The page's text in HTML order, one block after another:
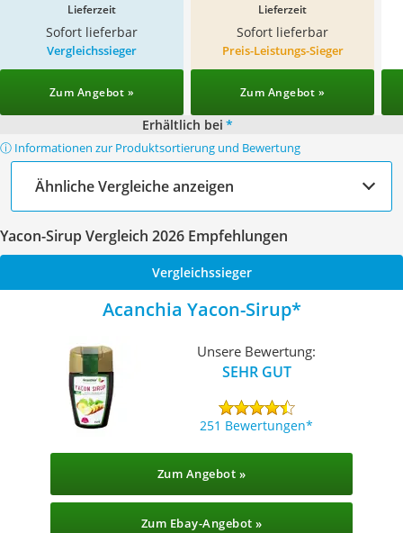
Lieferzeit
Sofort lieferbar
Lieferzeit
Sofort lieferbar
Vergleichssieger
Zum Angebot »
Preis-Leistungs-Sieger
Zum Angebot »
Erhältlich bei *
ⓘ Informationen zur Produktsortierung und Bewertung
Ähnliche Vergleiche anzeigen
Yacon-Sirup Vergleich 2026 Empfehlungen
Vergleichssieger
Acanchia Yacon-Sirup
Unsere Bewertung:
SEHR GUT
251 Bewertungen
Zum Angebot »
Zum Ebay-Angebot »